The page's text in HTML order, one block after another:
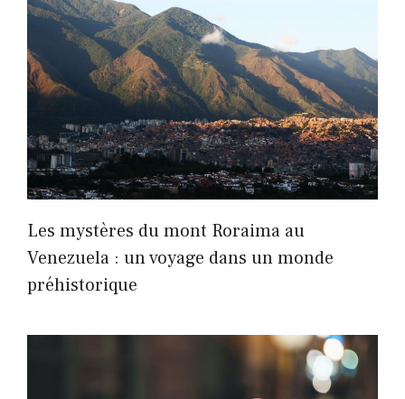
Les mystères du mont Roraima au
Venezuela : un voyage dans un monde
préhistorique